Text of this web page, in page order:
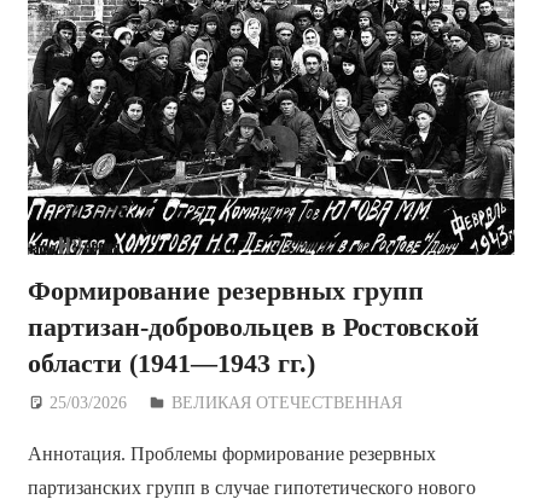
Формирование резервных групп
партизан-добровольцев в Ростовской
области (1941—1943 гг.)
25/03/2026 Дежурный по Редакции
ВЕЛИКАЯ ОТЕЧЕСТВЕННАЯ
Аннотация. Проблемы формирование резервных
партизанских групп в случае гипотетического нового